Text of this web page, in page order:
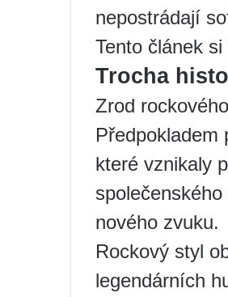
nepostrádají
Tento článek
Trocha
Zrod
Předpokladem
které vznikaly
nového zvuku.
Rockový styl
legendárních